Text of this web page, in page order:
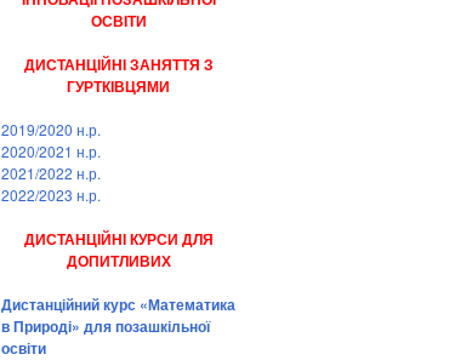
ОСВІТИ
ДИСТАНЦІЙНІ ЗАНЯТТЯ З
ГУРТКІВЦЯМИ
2019/2020 н.р.
2020/2021 н.р.
2021/2022 н.р.
2022/2023 н.р.
ДИСТАНЦІЙНІ КУРСИ ДЛЯ
ДОПИТЛИВИХ
Дистанційний курс «Математика
в Природі» для позашкільної
освіти